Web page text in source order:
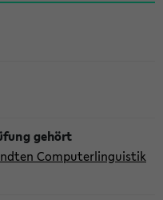
Computerlinguistik